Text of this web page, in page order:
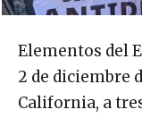
Elementos del
2 de diciembre
California, a